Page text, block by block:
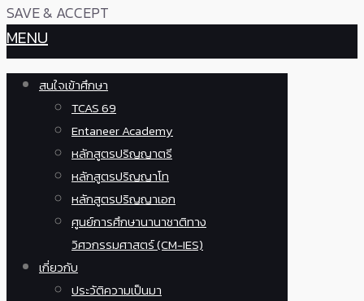
SAVE & ACCEPT
MENU
สนใจเข้าศึกษา
TCAS 69
Entaneer Academy
หลักสูตรปริญญาตรี
หลักสูตรปริญญาโท
หลักสูตรปริญญาเอก
ศูนย์การศึกษานานาชาติทาง
วิศวกรรมศาสตร์ (CM-IES)
เกี่ยวกับ
ประวัติความเป็นมา